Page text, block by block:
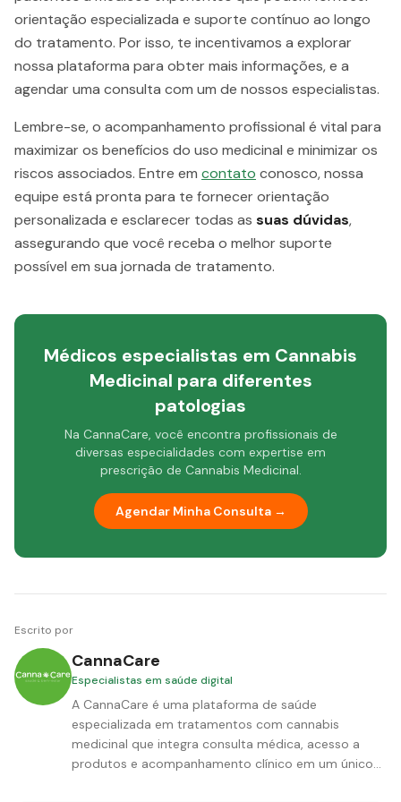
orientação especializada e suporte contínuo ao longo
do tratamento. Por isso, te incentivamos a explorar
nossa plataforma para obter mais informações, e a
agendar uma consulta com um de nossos especialistas.
Lembre-se, o acompanhamento profissional é vital para
maximizar os benefícios do uso medicinal e minimizar os
riscos associados. Entre em contato conosco, nossa
equipe está pronta para te fornecer orientação
personalizada e esclarecer todas as suas dúvidas,
assegurando que você receba o melhor suporte
possível em sua jornada de tratamento.
Médicos especialistas em Cannabis
Medicinal para diferentes
patologias
Na CannaCare, você encontra profissionais de
diversas especialidades com expertise em
prescrição de Cannabis Medicinal.
Agendar Minha Consulta →
Escrito por
CannaCare
Especialistas em saúde digital
A CannaCare é uma plataforma de saúde
especializada em tratamentos com cannabis
medicinal que integra consulta médica, acesso a
produtos e acompanhamento clínico em um único